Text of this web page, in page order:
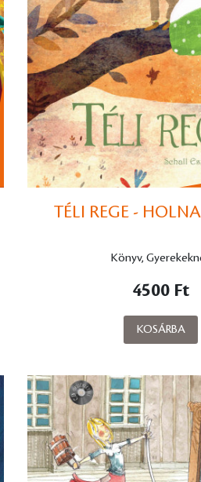
TÉLI REGE -
Könyv,
4500 Ft
KOSÁRBA